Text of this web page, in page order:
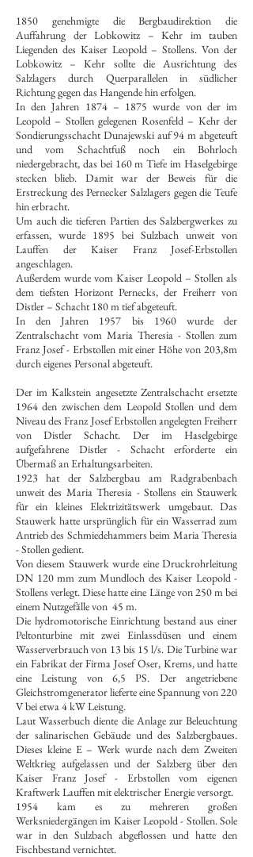
1850 genehmigte die Bergbaudirektion die
Auffahrung der Lobkowitz – Kehr im tauben
Liegenden des Kaiser Leopold – Stollens. Von der
Lobkowitz – Kehr sollte die Ausrichtung des
Salzlagers durch Querparallelen in südlicher
Richtung gegen das Hangende hin erfolgen.
In den Jahren 1874 – 1875 wurde von der im
Leopold – Stollen gelegenen Rosenfeld – Kehr der
Sondierungsschacht Dunajewski auf 94 m abgeteuft
und vom Schachtfuß noch ein Bohrloch
niedergebracht, das bei 160 m Tiefe im Haselgebirge
stecken blieb. Damit war der Beweis für die
Erstreckung des Pernecker Salzlagers gegen die Teufe
hin erbracht.
Um auch die tieferen Partien des Salzbergwerkes zu
erfassen, wurde 1895 bei Sulzbach unweit von
Lauffen der Kaiser Franz Josef-Erbstollen
angeschlagen.
Außerdem wurde vom Kaiser Leopold – Stollen als
dem tiefsten Horizont Pernecks, der Freiherr von
Distler – Schacht 180 m tief abgeteuft.
In den Jahren 1957 bis 1960 wurde der
Zentralschacht vom Maria Theresia - Stollen zum
Franz Josef - Erbstollen mit einer Höhe von 203,8m
durch eigenes Personal abgeteuft.
Der im Kalkstein angesetzte Zentralschacht ersetzte
1964 den zwischen dem Leopold Stollen und dem
Niveau des Franz Josef Erbstollen angelegten Freiherr
von Distler Schacht. Der im Haselgebirge
aufgefahrene Distler - Schacht erforderte ein
Übermaß an Erhaltungsarbeiten.
1923 hat der Salzbergbau am Radgrabenbach
unweit des Maria Theresia - Stollens ein Stauwerk
für ein kleines Elektrizitätswerk umgebaut. Das
Stauwerk hatte ursprünglich für ein Wasserrad zum
Antrieb des Schmiedehammers beim Maria Theresia
- Stollen gedient.
Von diesem Stauwerk wurde eine Druckrohrleitung
DN 120 mm zum Mundloch des Kaiser Leopold -
Stollens verlegt. Diese hatte eine Länge von 250 m bei
einem Nutzgefälle von 45 m.
Die hydromotorische Einrichtung bestand aus einer
Peltonturbine mit zwei Einlassdüsen und einem
Wasserverbrauch von 13 bis 15 l/s. Die Turbine war
ein Fabrikat der Firma Josef Oser, Krems, und hatte
eine Leistung von 6,5 PS. Der angetriebene
Gleichstromgenerator lieferte eine Spannung von 220
V bei etwa 4 kW Leistung.
Laut Wasserbuch diente die Anlage zur Beleuchtung
der salinarischen Gebäude und des Salzbergbaues.
Dieses kleine E – Werk wurde nach dem Zweiten
Weltkrieg aufgelassen und der Salzberg über den
Kaiser Franz Josef - Erbstollen vom eigenen
Kraftwerk Lauffen mit elektrischer Energie versorgt.
1954 kam es zu mehreren großen
Werksniedergängen im Kaiser Leopold - Stollen. Sole
war in den Sulzbach abgeflossen und hatte den
Fischbestand vernichtet.